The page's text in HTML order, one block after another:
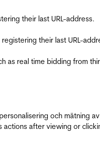
their last URL-address.
their last URL-
as real time bidding from
och mätning
after viewing or